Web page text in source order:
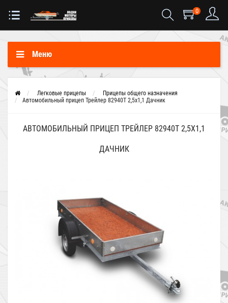
0
Меню
Легковые прицепы
Прицепы общего назначения
Автомобильный прицеп Трейлер 82940Т 2,5х1,1 Дачник
АВТОМОБИЛЬНЫЙ ПРИЦЕП ТРЕЙЛЕР 82940Т 2,5Х1,1
ДАЧНИК